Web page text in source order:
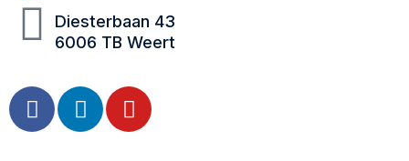
Diesterbaan 43
6006 TB Weert